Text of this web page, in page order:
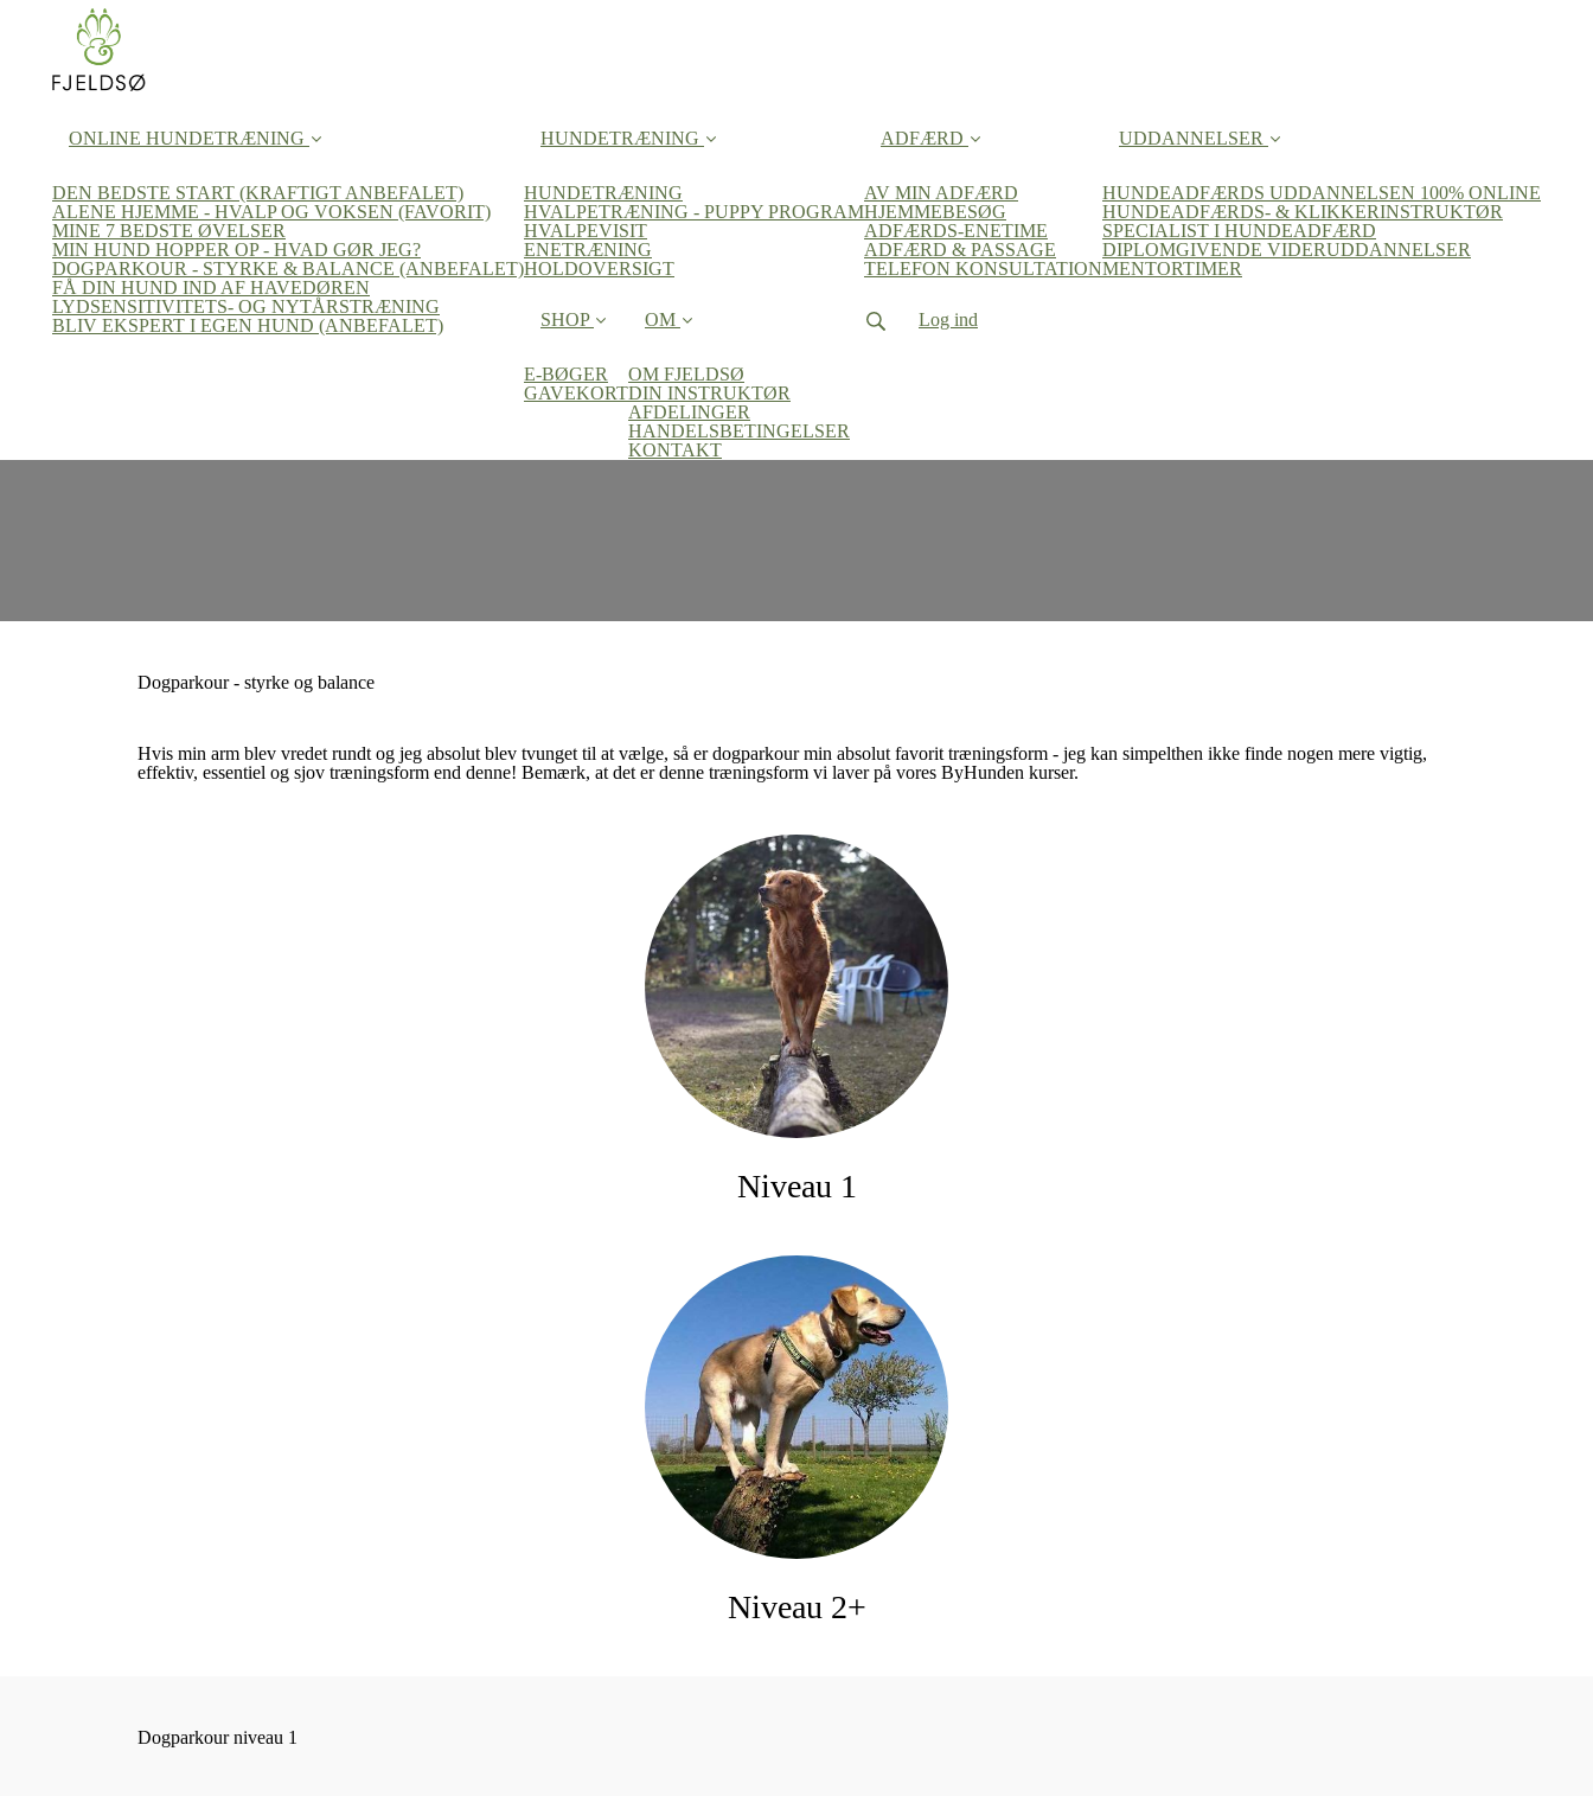
ONLINE HUNDETRÆNING
DEN BEDSTE START (KRAFTIGT ANBEFALET)
ALENE HJEMME - HVALP OG VOKSEN (FAVORIT)
MINE 7 BEDSTE ØVELSER
MIN HUND HOPPER OP - HVAD GØR JEG?
DOGPARKOUR - STYRKE & BALANCE (ANBEFALET)
FÅ DIN HUND IND AF HAVEDØREN
LYDSENSITIVITETS- OG NYTÅRSTRÆNING
BLIV EKSPERT I EGEN HUND (ANBEFALET)
HUNDETRÆNING
HUNDETRÆNING
HVALPETRÆNING - PUPPY PROGRAM
HVALPEVISIT
ENETRÆNING
HOLDOVERSIGT
ADFÆRD
AV MIN ADFÆRD
HJEMMEBESØG
ADFÆRDS-ENETIME
ADFÆRD & PASSAGE
TELEFON KONSULTATION
UDDANNELSER
HUNDEADFÆRDS UDDANNELSEN 100% ONLINE
HUNDEADFÆRDS- & KLIKKERINSTRUKTØR
SPECIALIST I HUNDEADFÆRD
DIPLOMGIVENDE VIDERUDDANNELSER
MENTORTIMER
SHOP
E-BØGER
GAVEKORT
OM
OM FJELDSØ
DIN INSTRUKTØR
AFDELINGER
HANDELSBETINGELSER
KONTAKT
Log ind
Dogparkour - styrke og balance
Hvis min arm blev vredet rundt og jeg absolut blev tvunget til at vælge, så er dogparkour min absolut favorit træningsform - jeg kan simpelthen ikke finde nogen mere vigtig,
effektiv, essentiel og sjov træningsform end denne! Bemærk, at det er denne træningsform vi laver på vores ByHunden kurser.
Niveau 1
Niveau 2+
Dogparkour niveau 1